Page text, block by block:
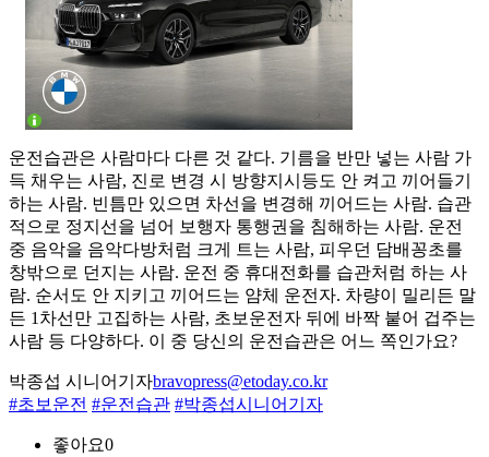
운전습관은 사람마다 다른 것 같다. 기름을 반만 넣는 사람 가
득 채우는 사람, 진로 변경 시 방향지시등도 안 켜고 끼어들기
하는 사람. 빈틈만 있으면 차선을 변경해 끼어드는 사람. 습관
적으로 정지선을 넘어 보행자 통행권을 침해하는 사람. 운전
중 음악을 음악다방처럼 크게 트는 사람, 피우던 담배꽁초를
창밖으로 던지는 사람. 운전 중 휴대전화를 습관처럼 하는 사
람. 순서도 안 지키고 끼어드는 얌체 운전자. 차량이 밀리든 말
든 1차선만 고집하는 사람, 초보운전자 뒤에 바짝 붙어 겁주는
사람 등 다양하다. 이 중 당신의 운전습관은 어느 쪽인가요?
박종섭 시니어기자bravopress@etoday.co.kr
#초보운전 #운전습관 #박종섭시니어기자
좋아요0